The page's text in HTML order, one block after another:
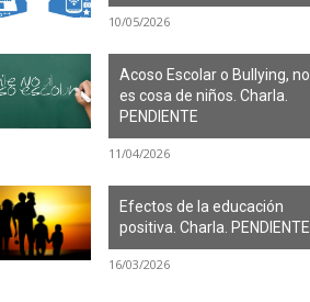
10/05/2026
Acoso Escolar o Bullying, no
es cosa de niños. Charla.
PENDIENTE
11/04/2026
Efectos de la educación
positiva. Charla. PENDIENTE
16/03/2026